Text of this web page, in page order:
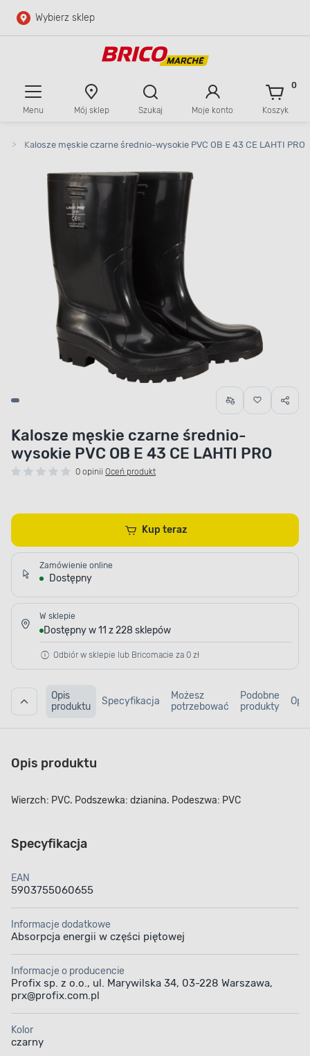
Przejdź do głównej zawartości
Wybierz sklep
Menu Mój sklep Szukaj Moje konto Koszyk
0
> Kalosze męskie czarne średnio-wysokie PVC OB E 43 CE LAHTI PRO
Kalosze męskie czarne średnio-
wysokie PVC OB E 43 CE LAHTI PRO
0 opinii Oceń produkt
Kup teraz
Zamówienie online
Dostępny
W sklepie
Dostępny w 11 z 228 sklepów
Odbiór w sklepie lub Bricomacie za 0 zł
Opis
produktu
Specyfikacja
Możesz
potrzebować
Podobne
produkty
Opis produktu
Wierzch: PVC. Podszewka: dzianina. Podeszwa: PVC
Specyfikacja
EAN
5903755060655
Informacje dodatkowe
Absorpcja energii w części piętowej
Informacje o producencie
Profix sp. z o.o., ul. Marywilska 34, 03-228 Warszawa,
prx@profix.com.pl
Kolor
czarny